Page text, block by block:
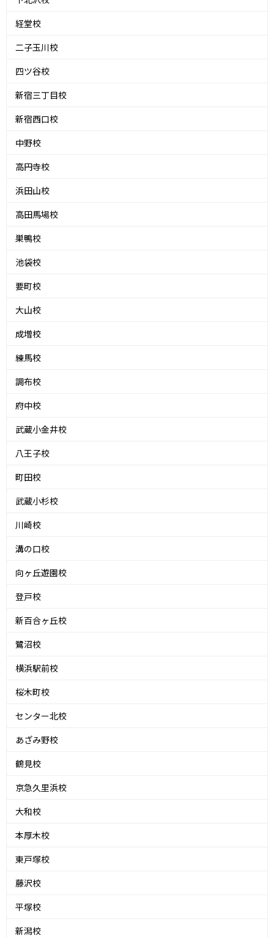
経堂校
二子玉川校
四ツ谷校
新宿三丁目校
新宿西口校
中野校
高円寺校
浜田山校
高田馬場校
巣鴨校
池袋校
要町校
大山校
成増校
練馬校
調布校
府中校
武蔵小金井校
八王子校
町田校
武蔵小杉校
川崎校
溝の口校
向ヶ丘遊園校
登戸校
新百合ヶ丘校
鷺沼校
横浜駅前校
桜木町校
センター北校
あざみ野校
鶴見校
京急久里浜校
大和校
本厚木校
東戸塚校
藤沢校
平塚校
新潟校